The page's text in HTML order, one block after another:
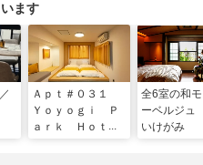
ます
Ａｐｔ＃０３１
Ｙｏｙｏｇｉ Ｐ
ａｒｋ Ｈｏｔｅ
全6室の和
ーベルジ
いけがみ